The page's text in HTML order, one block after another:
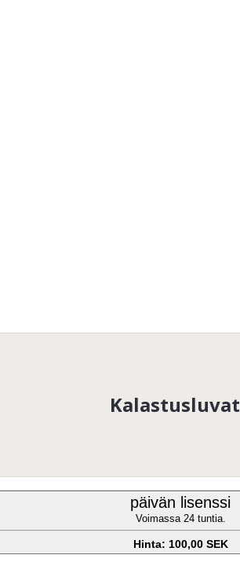
Kalastusluvat
päivän lisenssi
Voimassa 24 tuntia.
Hinta: 100,00 SEK